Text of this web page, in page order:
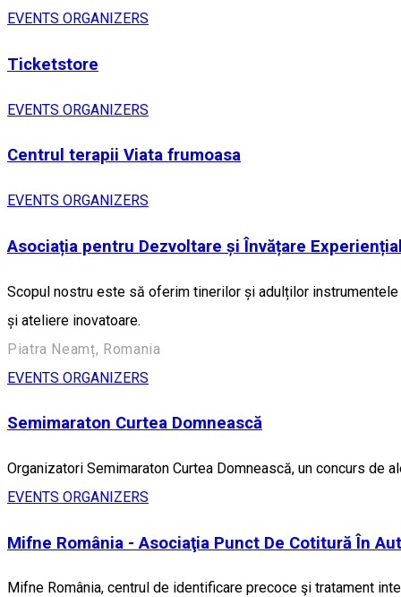
EVENTS ORGANIZERS
Ticketstore
EVENTS ORGANIZERS
Centrul terapii Viata frumoasa
EVENTS ORGANIZERS
Asociația pentru Dezvoltare și Învățare
Scopul nostru este să oferim tinerilor și adulților
și ateliere inovatoare.
Piatra Neamț, Romania
EVENTS ORGANIZERS
Semimaraton Curtea Domnească
Organizatori Semimaraton Curtea Domnească, un concurs de
EVENTS ORGANIZERS
Mifne România - Asociaţia Punct De Cotitură În
Mifne România, centrul de identificare precoce şi tratament